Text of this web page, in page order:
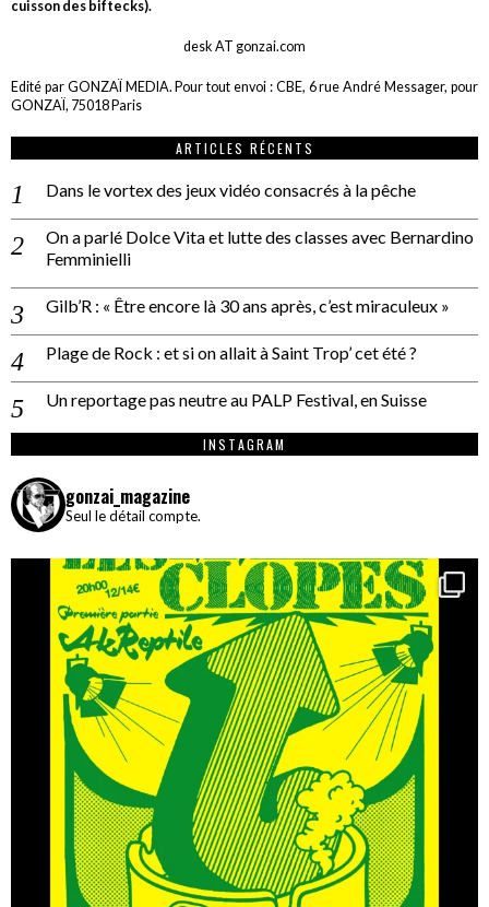
cuisson des biftecks).
desk AT gonzai.com
Edité par GONZAÏ MEDIA. Pour tout envoi : CBE, 6 rue André Messager, pour
GONZAÏ, 75018 Paris
ARTICLES RÉCENTS
Dans le vortex des jeux vidéo consacrés à la pêche
On a parlé Dolce Vita et lutte des classes avec Bernardino
Femminielli
Gilb’R : « Être encore là 30 ans après, c’est miraculeux »
Plage de Rock : et si on allait à Saint Trop’ cet été ?
Un reportage pas neutre au PALP Festival, en Suisse
INSTAGRAM
gonzai_magazine
Seul le détail compte.